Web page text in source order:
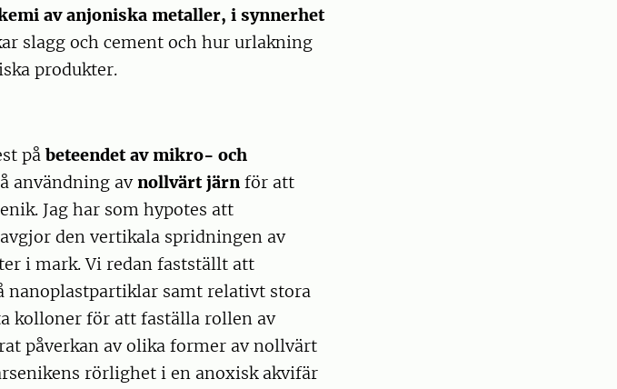
av anjoniska metaller, i synnerhet
slagg och cement och hur urlakning
produkter.
på beteendet av mikro- och
användning avnollvärt järn för att
Jag har som hypotes att
avgjor den vertikala spridningen av
i mark. Vi redan fastställt att
nanoplastpartiklar samt relativt stora
kolloner för att faställa rollen av
påverkan av olika former av nollvärt
rörlighet i en anoxisk akvifär